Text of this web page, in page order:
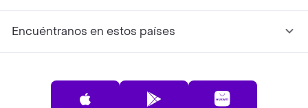
Encuéntranos en estos países